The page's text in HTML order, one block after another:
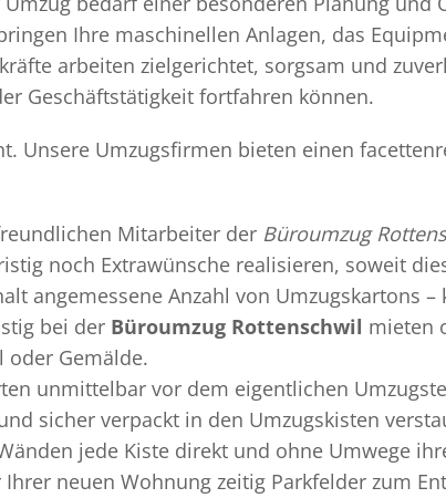
Ihre maschinellen Anlagen, das
arbeiten zielgerichtet, sorgsam und
Geschäftstätigkeit fortfahren können.
Unsere Umzugsfirmen bieten einen
Mitarbeiter der Büroumzug
noch Extrawünsche realisieren, soweit
angemessene Anzahl von Umzugskartons –
bei der Büroumzug Rottenschwil mieten
oder Gemälde.
unmittelbar vor dem eigentlichen
sicher verpackt in den Umzugskisten
jede Kiste direkt und ohne Umwege
neuen Wohnung zeitig Parkfelder zum